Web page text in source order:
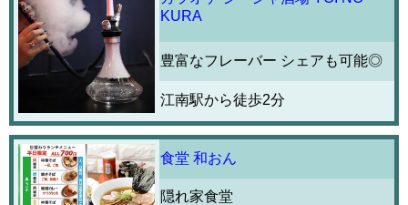
KURA
豊富なフレーバー シェアも可能◎
江南駅から徒歩2分
食堂 和おん
隠れ家食堂